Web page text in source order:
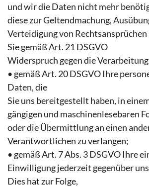
und wir die Daten nicht mehr
diese zur Geltendmachung,
Verteidigung von
Sie gemäß Art. 21 DSGVO
Widerspruch gegen die
• gemäß Art. 20 DSGVO Ihre
Daten, die
Sie uns bereitgestellt haben, in
gängigen und maschinenlesebaren
oder die Übermittlung an einen
Verantwortlichen zu verlangen;
• gemäß Art. 7 Abs. 3 DSGVO Ihre
Einwilligung jederzeit gegenüber
Dies hat zur Folge,